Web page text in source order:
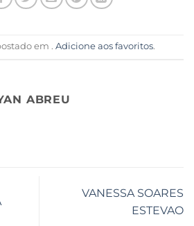
em . Adicione aos favoritos.
ABREU
VANESSA SOARES
ESTEVAO